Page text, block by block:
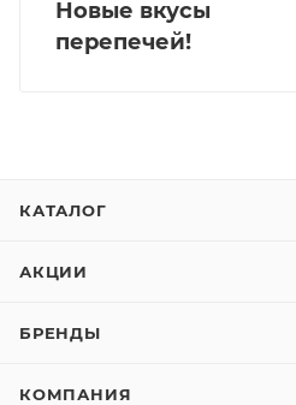
Новые вкусы
перепечей!
КАТАЛОГ
АКЦИИ
БРЕНДЫ
КОМПАНИЯ